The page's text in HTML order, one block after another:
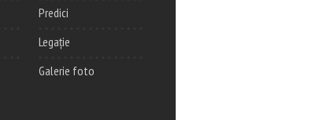
Predici
Legație
Galerie foto